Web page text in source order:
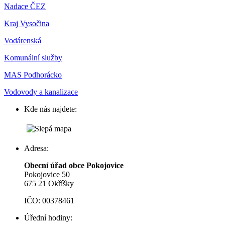
Nadace ČEZ
Kraj Vysočina
Vodárenská
Komunální služby
MAS Podhorácko
Vodovody a kanalizace
Kde nás najdete:
Adresa:
Obecní úřad obce Pokojovice
Pokojovice 50
675 21 Okříšky
IČO: 00378461
Úřední hodiny: